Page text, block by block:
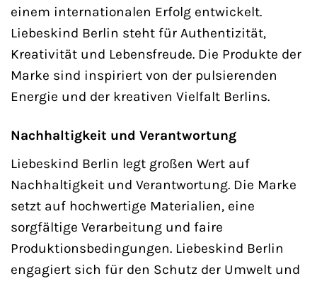
einem internationalen Erfolg entwickelt.
Liebeskind Berlin steht für Authentizität,
Kreativität und Lebensfreude. Die Produkte der
Marke sind inspiriert von der pulsierenden
Energie und der kreativen Vielfalt Berlins.
Nachhaltigkeit und Verantwortung
Liebeskind Berlin legt großen Wert auf
Nachhaltigkeit und Verantwortung. Die Marke
setzt auf hochwertige Materialien, eine
sorgfältige Verarbeitung und faire
Produktionsbedingungen. Liebeskind Berlin
engagiert sich für den Schutz der Umwelt und